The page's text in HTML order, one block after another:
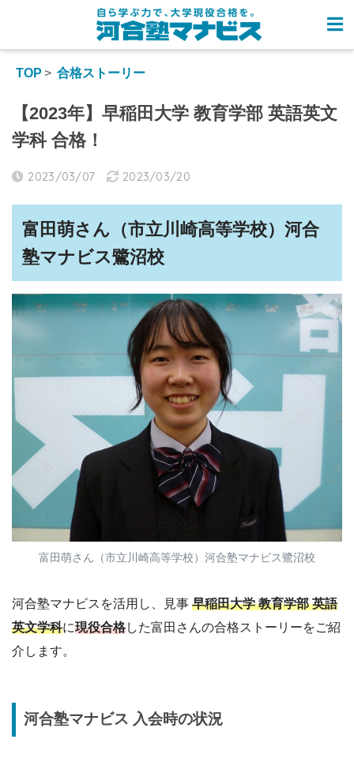
TOP 合格ストーリー
【2023年】早稲田大学 教育学部 英語英文
学科 合格！
2023/03/07 2023/03/20
富田萌さん（市立川崎高等学校）河合
塾マナビス鷺沼校
富田萌さん（市立川崎高等学校）河合塾マナビス鷺沼校
河合塾マナビスを活用し、見事 早稲田大学 教育学部 英語
英文学科に現役合格した富田さんの合格ストーリーをご紹
介します。
河合塾マナビス 入会時の状況